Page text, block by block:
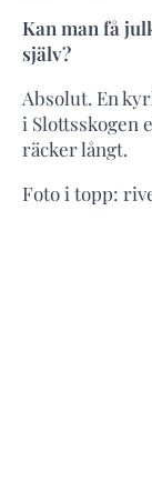
Kan man få
själv?
Absolut. En
i Slottsskogen
räcker långt.
Foto i topp: